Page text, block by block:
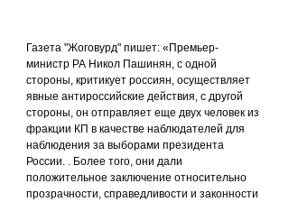
Газета "Жоговурд" пишет: «Премьер-
министр РА Никол Пашинян, с одной
стороны, критикует россиян, осуществляет
явные антироссийские действия, с другой
стороны, он отправляет еще двух человек из
фракции КП в качестве наблюдателей для
наблюдения за выборами президента
России. . Более того, они дали
положительное заключение относительно
прозрачности, справедливости и законности